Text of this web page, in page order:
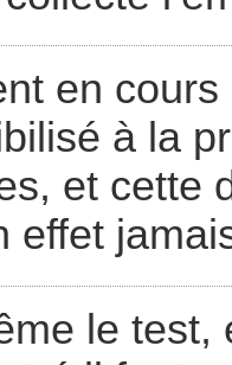
en
à la
et cette
effet
le